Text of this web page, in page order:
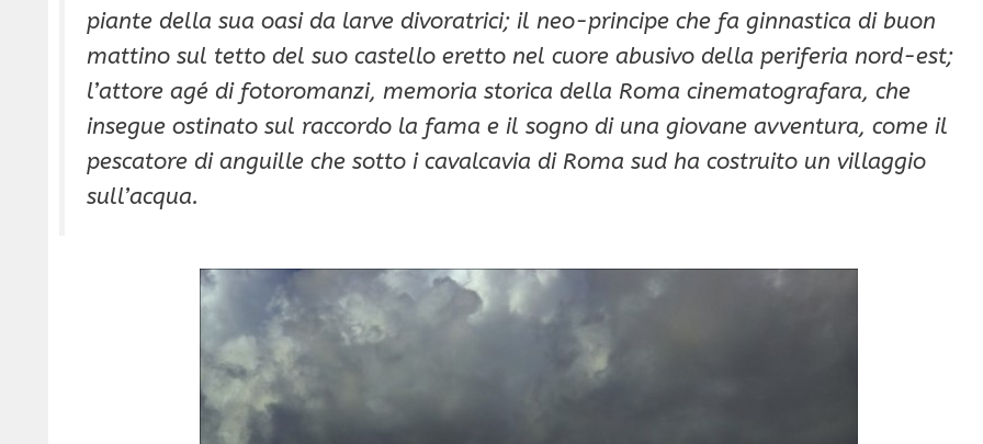
piante della sua oasi da larve divoratrici; il neo-principe che fa ginnastica di buon
mattino sul tetto del suo castello eretto nel cuore abusivo della periferia nord-est;
l’attore agé di fotoromanzi, memoria storica della Roma cinematografara, che
insegue ostinato sul raccordo la fama e il sogno di una giovane avventura, come il
pescatore di anguille che sotto i cavalcavia di Roma sud ha costruito un villaggio
sull’acqua.